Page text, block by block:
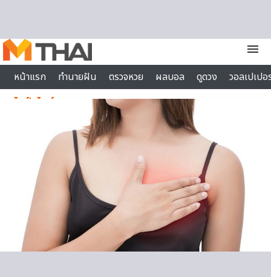
menu
หน้าแรก
ทำนายฝัน ตรวจหวย ผลบอล ดูดวง
วอลเปเป
ไลฟ์สไตล์